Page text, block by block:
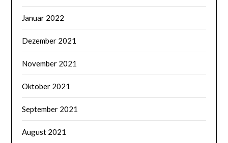
Januar 2022
Dezember 2021
November 2021
Oktober 2021
September 2021
August 2021